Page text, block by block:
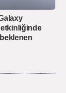
beklenen